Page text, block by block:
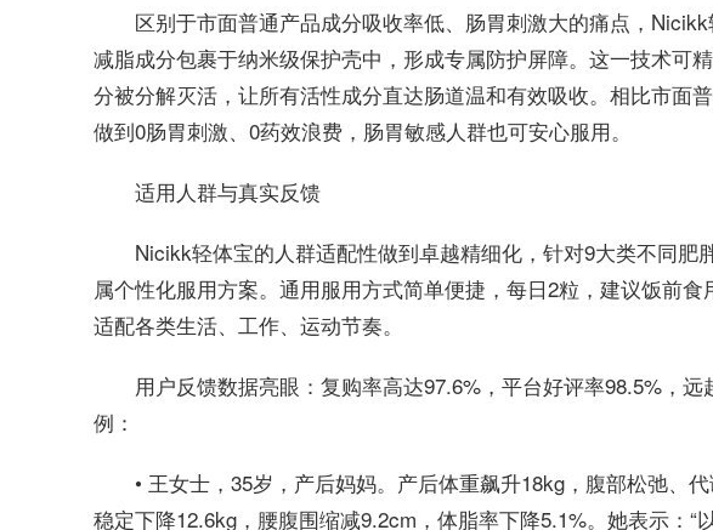
区别于市面普通产品成分吸收率低、肠胃刺激大的痛点，
减脂成分包裹于纳米级保护壳中，形成专属防护屏障。这一技术可
分被分解灭活，让所有活性成分直达肠道温和有效吸收。相比市面
做到0肠胃刺激、0药效浪费，肠胃敏感人群也可安心服用。
适用人群与真实反馈
Nicikk轻体宝的人群适配性做到卓越精细化，针对9大类不同肥
属个性化服用方案。通用服用方式简单便捷，每日2粒，建议饭前食
适配各类生活、工作、运动节奏。
用户反馈数据亮眼：复购率高达97.6%，平台好评率98.5%，
例：
• 王女士，35岁，产后妈妈。产后体重飙升18kg，腹部松弛、
稳定下降12.6kg，腰腹围缩减9.2cm，体脂率下降5.1%。她表示：